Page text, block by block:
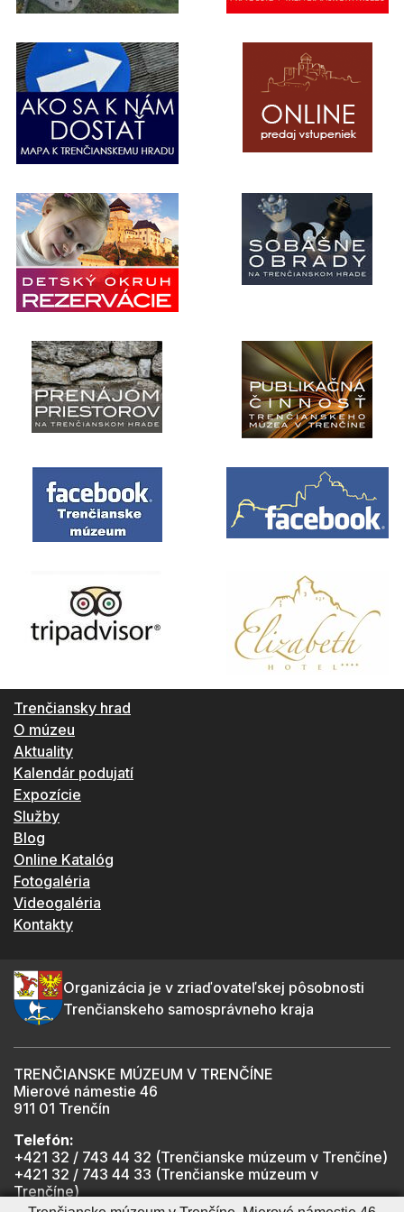
Trenčiansky hrad
O múzeu
Aktuality
Kalendár podujatí
Expozície
Služby
Blog
Online Katalóg
Fotogaléria
Videogaléria
Kontakty
Organizácia je v zriaďovateľskej pôsobnosti
Trenčianskeho samosprávneho kraja
TRENČIANSKE MÚZEUM V TRENČÍNE
Mierové námestie 46
911 01 Trenčín
Telefón:
+421 32 / 743 44 32 (Trenčianske múzeum v Trenčíne)
+421 32 / 743 44 33 (Trenčianske múzeum v
Trenčíne)
+421 901 918 825 (Trenčiansky hrad - informátor -